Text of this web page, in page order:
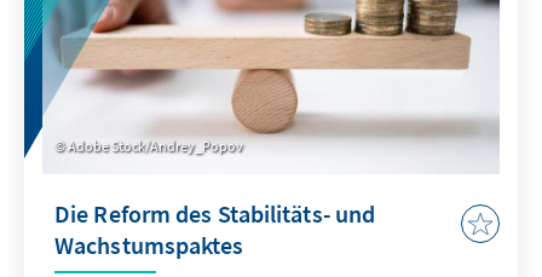
Adobe Stock/Andrey_Popov
Die Reform des Stabilitäts- und
Wachstumspaktes